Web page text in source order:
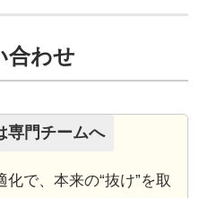
合わせ
専門チームへ
で、本来の“抜け”を取